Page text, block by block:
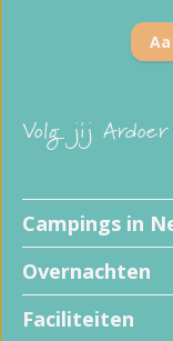
Volg jij
Campings in
Kindvriendelijke
Hondvriendelijke
Familiecampings
5 sterren campings
Vakantieparken
Overnachten
Alle kampeerplaatsen
Campings met privé
Camperplaatsen
Faciliteiten
Campings met